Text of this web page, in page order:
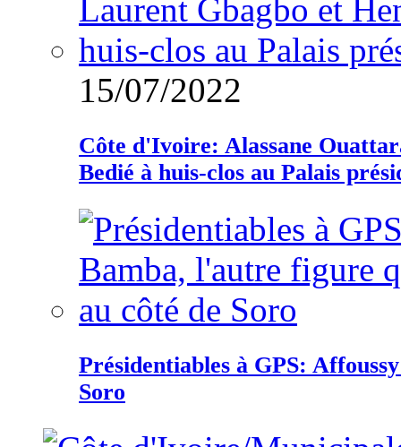
15/07/2022
Côte d'Ivoire: Alassane
Bedié à huis-clos au Palais
Présidentiables à GPS:
Soro